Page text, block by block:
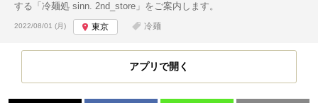
する「冷麺処 sinn. 2nd_store」をご案内します。
投稿日:
2022/08/01 (月) 東京 冷麺
アプリで開く